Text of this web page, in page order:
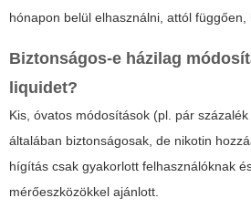
hónapon belül elhasználni, attól függően,
Biztonságos-e házilag
liquidet?
Kis, óvatos módosítások (pl. pár
általában biztonságosak, de nikotin
hígítás csak gyakorlott felhasználóknak
mérőeszközökkel ajánlott.